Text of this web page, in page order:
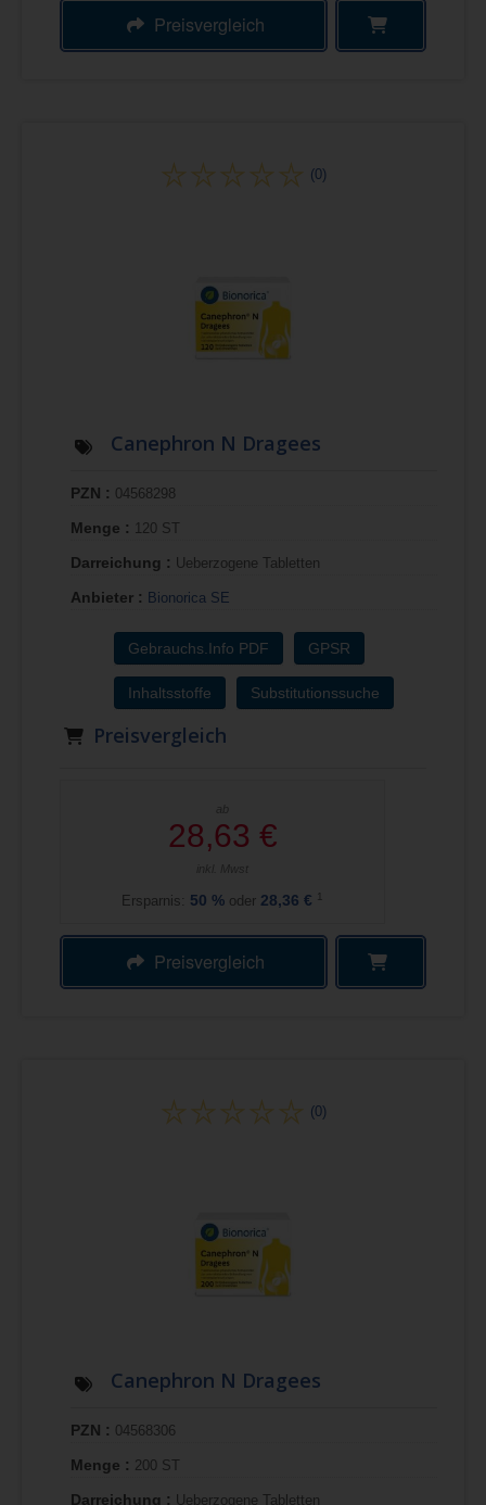
Preisvergleich
(0)
Canephron N Dragees
PZN : 04568298
Menge : 120 ST
Darreichung : Ueberzogene Tabletten
Anbieter : Bionorica SE
Gebrauchs.Info PDF GPSR
Inhaltsstoffe Substitutionssuche
Preisvergleich
ab
28,63 €
inkl. Mwst
Ersparnis: 50 % oder 28,36 € 1
Preisvergleich
(0)
Canephron N Dragees
PZN : 04568306
Menge : 200 ST
Darreichung : Ueberzogene Tabletten